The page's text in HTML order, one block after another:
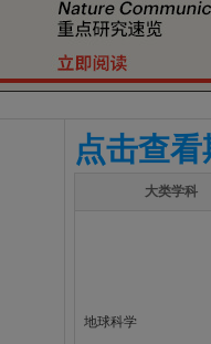
点击查
大类学科
地球科学